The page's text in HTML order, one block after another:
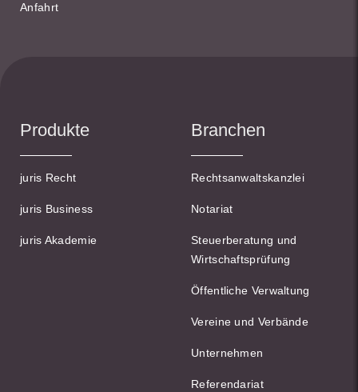
Anfahrt
Produkte
juris Recht
juris Business
juris Akademie
Branchen
Rechtsanwaltskanzlei
Notariat
Steuerberatung und
Wirtschaftsprüfung
Öffentliche Verwaltung
Vereine und Verbände
Unternehmen
Referendariat